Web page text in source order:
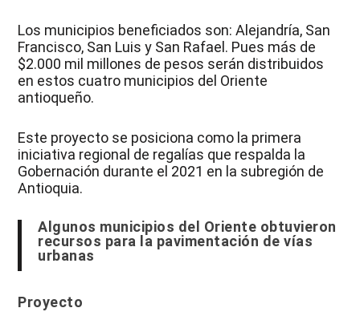
Los municipios beneficiados son: Alejandría, San
Francisco, San Luis y San Rafael. Pues más de
$2.000 mil millones de pesos serán distribuidos
en estos cuatro municipios del Oriente
antioqueño.
Este proyecto se posiciona como la primera
iniciativa regional de regalías que respalda la
Gobernación durante el 2021 en la subregión de
Antioquia.
Algunos municipios del Oriente obtuvieron
recursos para la pavimentación de vías
urbanas
Proyecto